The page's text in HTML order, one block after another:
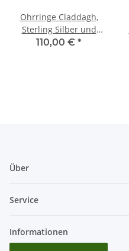
Ohrringe Claddagh,
Sterling Silber und
Connemara Marmor
110,00 € *
Über
Service
Informationen